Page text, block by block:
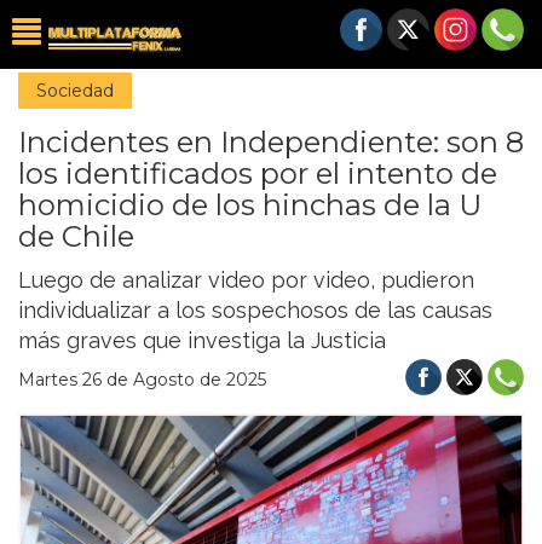
Sociedad
Incidentes en Independiente: son 8
los identificados por el intento de
homicidio de los hinchas de la U
de Chile
Luego de analizar video por video, pudieron
individualizar a los sospechosos de las causas
más graves que investiga la Justicia
Martes 26 de Agosto de 2025